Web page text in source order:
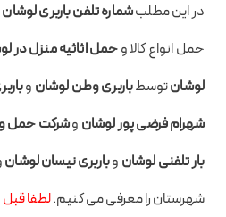
در این مطلبشماره تلفن باربری لوشان
حمل انواع کالا وحمل اثاثیه منزل در
لوشانتوسطباربری وطن لوشان و
شهرام فرضی پور لوشان وشرکت حمل و
بار تلفنی لوشان وباربری نیسان لوشان
شهرستان را معرفی می کنیم.لطفا